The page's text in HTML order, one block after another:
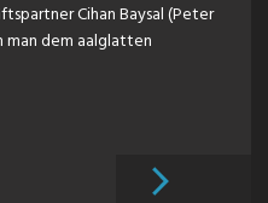
Cihan Baysal (Peter
dem aalglatten